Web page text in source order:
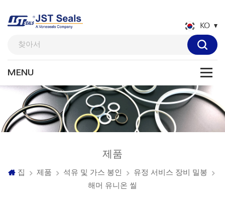
KO
제품
집 제품 석유 및 가스 봉인
유정 서비스 장비 밀봉
해머 유니온 씰